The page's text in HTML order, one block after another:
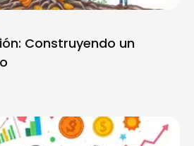
Construyendo un